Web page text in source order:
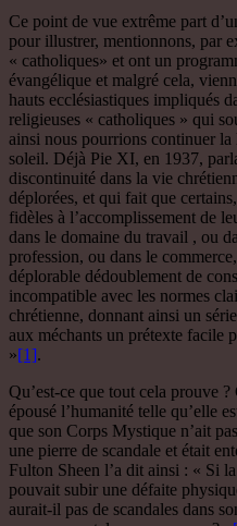
Ce point de vue extrême part
pour illustrer, mentionnons, par
« catholiques» et ont un
évangélique et malgré cela,
hauts ecclésiastiques impliqués
religieuses « catholiques » qui
ainsi nous pourrions continuer
soleil. Déjà Pie XI, en 1937,
discontinuité dans la vie
déplorées, et qui fait que
fidèles à l’accomplissement de
dans le domaine du travail , ou
profession, ou dans le
déplorable dédoublement de
incompatible avec les normes
chrétienne, donnant ainsi un
aux méchants un prétexte facile
»[1].
Qu’est-ce que tout cela prouve
épousé l’humanité telle qu’elle
que son Corps Mystique n’ait
une pierre de scandale et était
Fulton Sheen l’a dit ainsi : « Si
pouvait subir une défaite
aurait-il pas de scandales dans